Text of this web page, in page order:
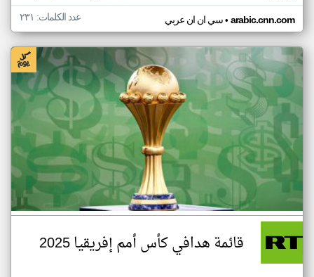
سي ان ان عربي• arabic.cnn.com عدد الكلمات: ٢٣١
قائمة هدافي كأس أمم إفريقيا 2025